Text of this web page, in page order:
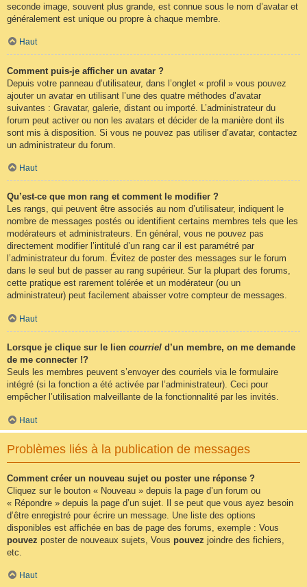
seconde image, souvent plus grande, est connue sous le nom d’avatar et
généralement est unique ou propre à chaque membre.
Haut
Comment puis-je afficher un avatar ?
Depuis votre panneau d’utilisateur, dans l’onglet « profil » vous pouvez
ajouter un avatar en utilisant l’une des quatre méthodes d’avatar
suivantes : Gravatar, galerie, distant ou importé. L’administrateur du
forum peut activer ou non les avatars et décider de la manière dont ils
sont mis à disposition. Si vous ne pouvez pas utiliser d’avatar, contactez
un administrateur du forum.
Haut
Qu’est-ce que mon rang et comment le modifier ?
Les rangs, qui peuvent être associés au nom d’utilisateur, indiquent le
nombre de messages postés ou identifient certains membres tels que les
modérateurs et administrateurs. En général, vous ne pouvez pas
directement modifier l’intitulé d’un rang car il est paramétré par
l’administrateur du forum. Évitez de poster des messages sur le forum
dans le seul but de passer au rang supérieur. Sur la plupart des forums,
cette pratique est rarement tolérée et un modérateur (ou un
administrateur) peut facilement abaisser votre compteur de messages.
Haut
Lorsque je clique sur le lien courriel d’un membre, on me demande
de me connecter !?
Seuls les membres peuvent s’envoyer des courriels via le formulaire
intégré (si la fonction a été activée par l’administrateur). Ceci pour
empêcher l’utilisation malveillante de la fonctionnalité par les invités.
Haut
Problèmes liés à la publication de messages
Comment créer un nouveau sujet ou poster une réponse ?
Cliquez sur le bouton « Nouveau » depuis la page d’un forum ou
« Répondre » depuis la page d’un sujet. Il se peut que vous ayez besoin
d’être enregistré pour écrire un message. Une liste des options
disponibles est affichée en bas de page des forums, exemple : Vous
pouvez poster de nouveaux sujets, Vous pouvez joindre des fichiers,
etc.
Haut